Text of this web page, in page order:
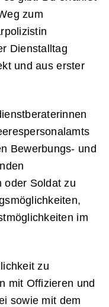
zum
Dienstalltag
und aus erster
Bewerbungs- und
oder Soldat zu
im
zu
mit Offizieren und
sowie mit dem